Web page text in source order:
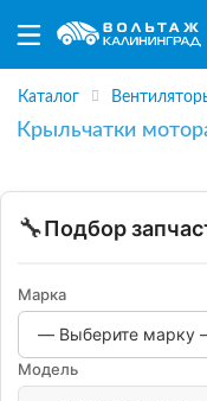
Каталог
Крыльчатки
🔧Подбор
Марка
Модель